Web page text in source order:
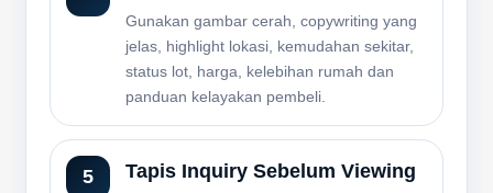
Gunakan gambar cerah, copywriting yang
jelas, highlight lokasi, kemudahan sekitar,
status lot, harga, kelebihan rumah dan
panduan kelayakan pembeli.
Tapis Inquiry Sebelum Viewing